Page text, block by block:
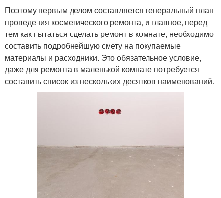
Поэтому первым делом составляется генеральный план
проведения косметического ремонта, и главное, перед
тем как пытаться сделать ремонт в комнате, необходимо
составить подробнейшую смету на покупаемые
материалы и расходники. Это обязательное условие,
даже для ремонта в маленькой комнате потребуется
составить список из нескольких десятков наименований.